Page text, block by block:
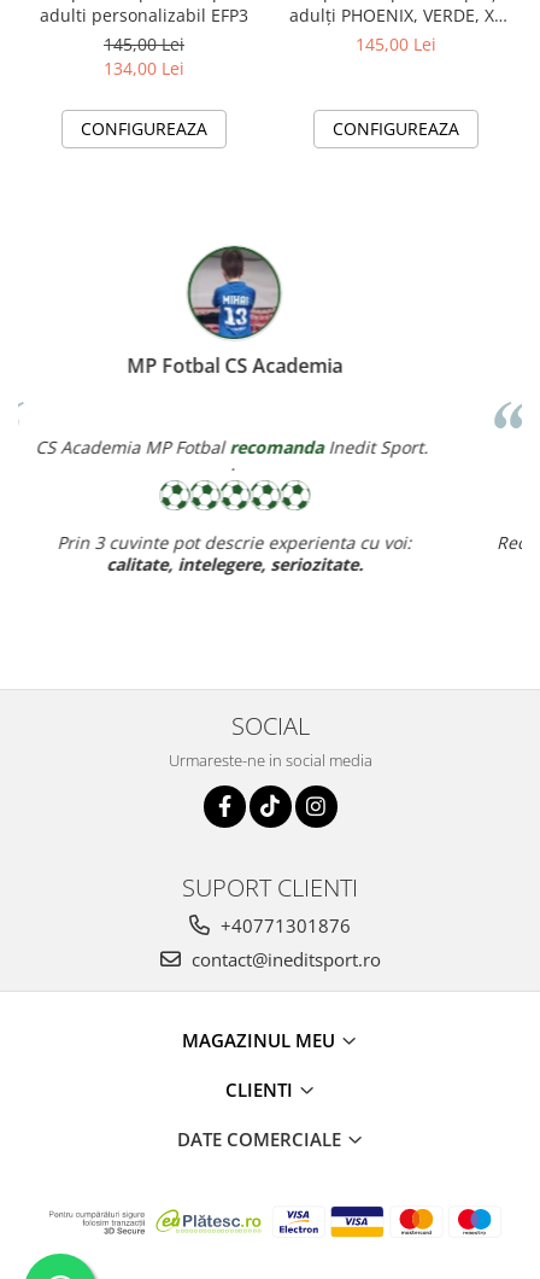
adulti personalizabil EFP3
145,00 Lei
134,00 Lei
CONFIGUREAZA
adulți PHOENIX, VERDE, XL
EFP10
145,00 Lei
CONFIGUREAZA
Miereanu Corina
Corina Violeta Miereanrecomanda Inedit Sport.
Recomand cu drag inedit sport pt rapiditate, calitate si pret
ff bun,
SOCIAL
Urmareste-ne in social media
SUPORT CLIENTI
+40771301876
contact@ineditsport.ro
MAGAZINUL MEU
CLIENTI
DATE COMERCIALE